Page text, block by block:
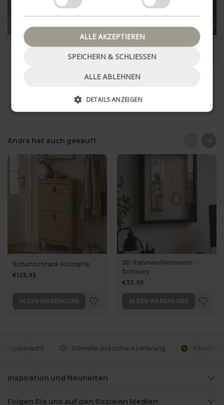
SUMMER SALE 46%
LED-Außen-Blockkerzen-
Set (3 Stück) – Sandfarben
IN DEN WARENKORB
SUMMER SALE
LED Außen-Blockkerzen Set
(3 Stk.) - Weiß
IN DEN WARENKORB
Andra hat auch gekauft
Schuhschrank Holzoptik
€125,95
IN DEN WARENKORB
3D-Rahmen/Pinnwand -
Schwarz
€33,95
IN DEN WARENKORB
Schnelle und sichere Lieferung
Inspiration und Neuheiten
Folgen Sie uns auf den Sozialen Medien
SPEICHERN & SCHLIESSEN
ALLE AKZEPTIEREN
ALLE ABLEHNEN
DETAILS ANZEIGEN
Nein danke, schließe Popup